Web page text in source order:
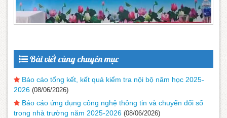
Bài viết cùng chuyên mục
Báo cáo tổng kết, kết quả kiểm tra nội bộ năm học 2025-
2026 (08/06/2026)
Báo cáo ứng dụng công nghệ thông tin và chuyển đổi số
trong nhà trường năm 2025-2026 (08/06/2026)